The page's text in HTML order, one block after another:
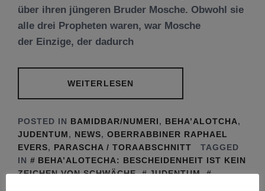
über ihren jüngeren Bruder Mosche. Obwohl sie
alle drei Propheten waren, war Mosche
der Einzige, der dadurch
WEITERLESEN
POSTED IN BAMIDBAR/NUMERI, BEHA’ALOTCHA,
JUDENTUM, NEWS, OBERRABBINER RAPHAEL
EVERS, PARASCHA / TORAABSCHNITT
TAGGED
IN
BEHA’ALOTECHA: BESCHEIDENHEIT IST KEIN
ZEICHEN VON SCHWÄCHE, JUDENTUM,